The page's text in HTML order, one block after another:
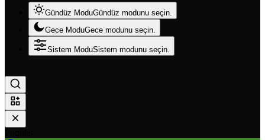
Gündüz ModuGündüz modunu seçin.
Gece ModuGece modunu seçin.
Sistem ModuSistem modunu seçin.